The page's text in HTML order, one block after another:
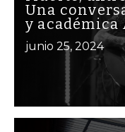
Una
y académica
junio 25, 2024